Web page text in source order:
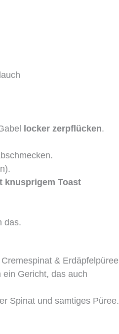
locker zerpflücken.
knusprigem Toast
das.
& Erdäpfelpüree
ein Gericht, das auch
Spinat und samtiges Püree.